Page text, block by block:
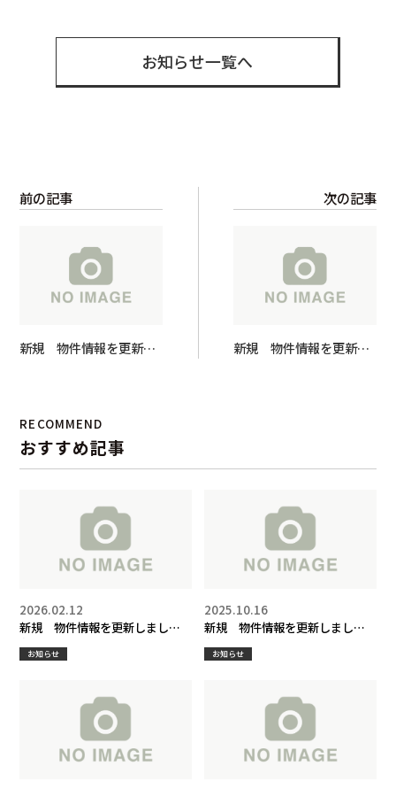
お知らせ一覧へ
前の記事
新規 物件情報を更新し
次の記事
新規 物件情報を更新し
RECOMMEND
おすすめ記事
新規 物件情報を更新しまし
た！
2026.02.12
お知らせ
新規 物件情報を更新しまし
た！
2025.10.16
お知らせ